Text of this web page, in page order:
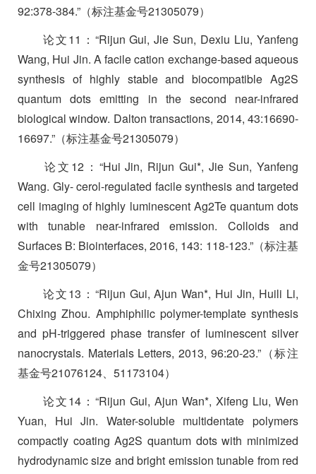
92:378-384.” （标注基金号21305079）
论文11 ： “Rijun Gui, Jie Sun, Dexiu Liu, Yanfeng
Wang, Hui Jin. A facile cation exchange-based aqueous
synthesis of highly stable and biocompatible Ag2S
quantum dots emitting in the second near-infrared
biological window. Dalton transactions, 2014, 43:16690-
16697.” （标注基金号21305079）
论文 12： “Hui Jin, Rijun Gui*, Jie Sun, Yanfeng
Wang. Gly- cerol-regulated facile synthesis and targeted
cell imaging of highly luminescent Ag2Te quantum dots
with tunable near-infrared emission. Colloids and
Surfaces B: Biointerfaces, 2016, 143: 118-123.”（标注基
金号21305079）
论文13 ： “Rijun Gui, Ajun Wan*, Hui Jin, Huili Li,
Chixing Zhou. Amphiphilic polymer-template synthesis
and pH-triggered phase transfer of luminescent silver
nanocrystals. Materials Letters, 2013, 96:20-23.”（标注
基金号21076124、 51173104）
论文14 ： “Rijun Gui, Ajun Wan*, Xifeng Liu, Wen
Yuan, Hui Jin. Water-soluble multidentate polymers
compactly coating Ag2S quantum dots with minimized
hydrodynamic size and bright emission tunable from red